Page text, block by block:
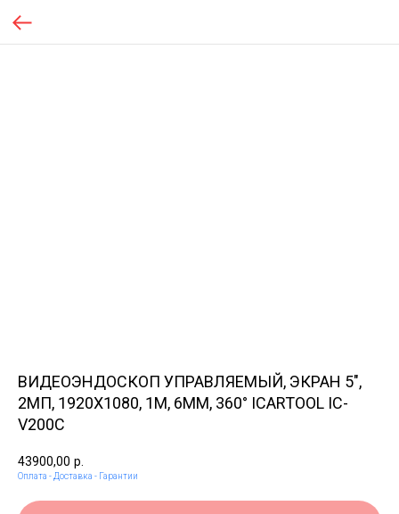
ВИДЕОЭНДОСКОП УПРАВЛЯЕМЫЙ, ЭКРАН 5″,
2МП, 1920X1080, 1М, 6ММ, 360° ICARTOOL IC-
V200C
43900,00 р.
Оплата - Доставка - Гарантии